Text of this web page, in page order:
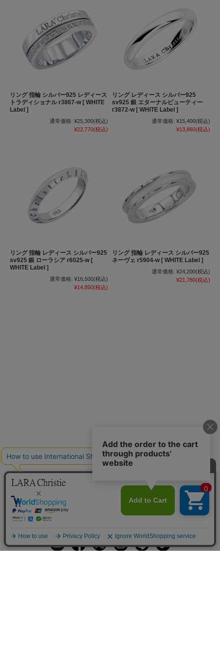
リング 指輪 シルバー925 レディース
トラディショナル r3867-w [ WHITE
Label ]
通常価格: ¥25,300(税込)
¥22,770(税込)
リング レディース シルバー925
sv925 銀 エターナルビューティー
r3872-w [ WHITE Label ]
通常価格: ¥15,400(税込)
¥13,860(税込)
リング 指輪 レディース シルバー925
sv925 銀 ローラシア r6025-w [
WHITE Label ]
通常価格: ¥16,500(税込)
¥14,850(税込)
リング 指輪 レディース シルバー925
ネーヴェ r5904-w [ WHITE Label ]
通常価格: ¥24,200(税込)
¥21,780(税込)